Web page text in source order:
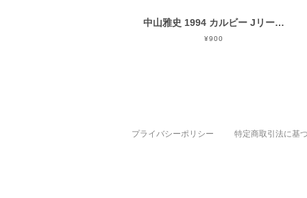
中山雅史 1994 カルビー Jリーグチップス
¥900
プライバシーポリシー 特定商取引法に基